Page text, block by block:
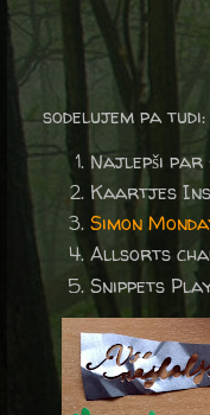
sodelujem pa tudi:
Najlepši
Kaartjes
Simon
Allsorts
Snippets